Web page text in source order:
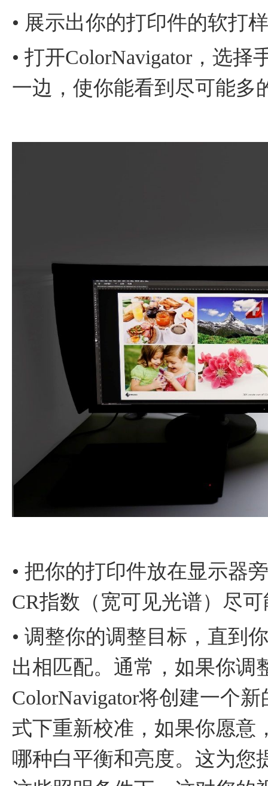
• 展示出你的打印件的软打
• 打开ColorNavigator，选
一边，使你能看到尽可能多
• 把你的打印件放在显示器
CR指数（宽可见光谱）尽
• 调整你的调整目标，直到
出相匹配。通常，如果你调
ColorNavigator将创建一个
式下重新校准，如果你愿意
哪种白平衡和亮度。这为您